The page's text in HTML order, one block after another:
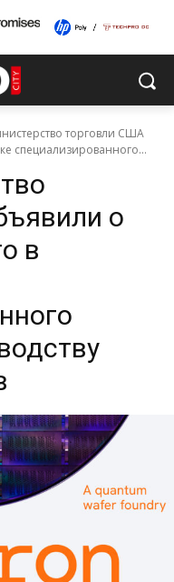
торговли США
специализированного...
о
в